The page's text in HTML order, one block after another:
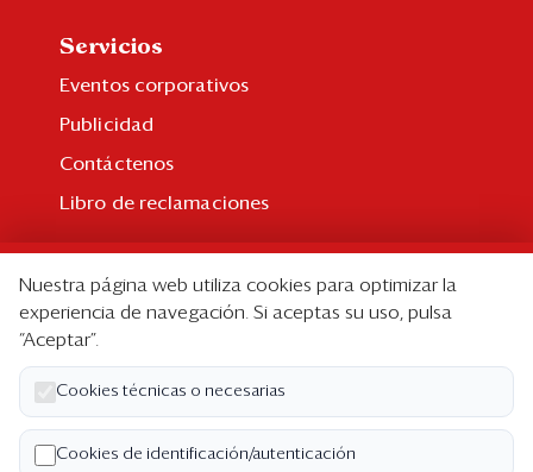
Servicios
Eventos corporativos
Publicidad
Contáctenos
Libro de reclamaciones
Suscripción individual
Paquetes corporativos
Edición Impresa
Nosotros
Nuestra página web utiliza cookies para optimizar la
experiencia de navegación. Si aceptas su uso, pulsa
“Aceptar”.
Cookies técnicas o necesarias
Cookies de identificación/autenticación